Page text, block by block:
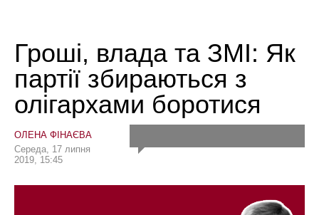
Гроші, влада та ЗМІ: Як
партії збираються з
олігархами боротися
ОЛЕНА ФІНАЄВА
Середа, 17 липня
2019, 15:45